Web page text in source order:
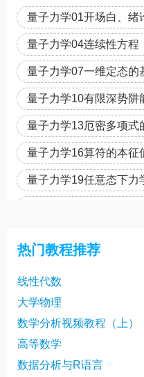
量子力学01开场白、绪
量子力学04连续性方程
量子力学07一维定态的
量子力学10有限深势阱
delta势
量子力学13厄密多项式
化
量子力学16算符的本征
量子力学19任意态下力
概率、对易公式
量子力学28中心力场薛
量子力学31变量替换、
量子力学34氢原子问题Ⅱ
量子力学37表象理论、
量子力学40表象变换Ⅰ
热门教程推荐
线性代数
大学物理
数学分析视频教程（上）
高等数学
数据分析与R语言